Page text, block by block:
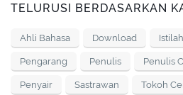
TELURUSI BERDASARKAN
Ahli Bahasa Download Istilah
Pengarang Penulis Penulis
Penyair Sastrawan Tokoh